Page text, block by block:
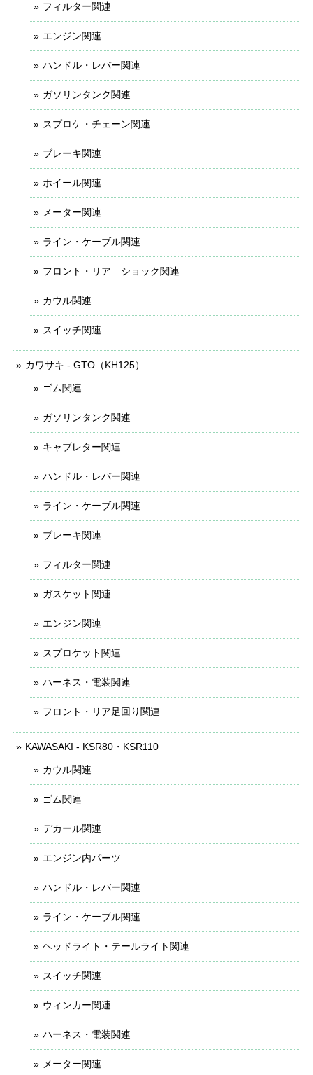
フィルター関連
エンジン関連
ハンドル・レバー関連
ガソリンタンク関連
スプロケ・チェーン関連
ブレーキ関連
ホイール関連
メーター関連
ライン・ケーブル関連
フロント・リア ショック関連
カウル関連
スイッチ関連
カワサキ - GTO（KH125）
ゴム関連
ガソリンタンク関連
キャブレター関連
ハンドル・レバー関連
ライン・ケーブル関連
ブレーキ関連
フィルター関連
ガスケット関連
エンジン関連
スプロケット関連
ハーネス・電装関連
フロント・リア足回り関連
KAWASAKI - KSR80・KSR110
カウル関連
ゴム関連
デカール関連
エンジン内パーツ
ハンドル・レバー関連
ライン・ケーブル関連
ヘッドライト・テールライト関連
スイッチ関連
ウィンカー関連
ハーネス・電装関連
メーター関連